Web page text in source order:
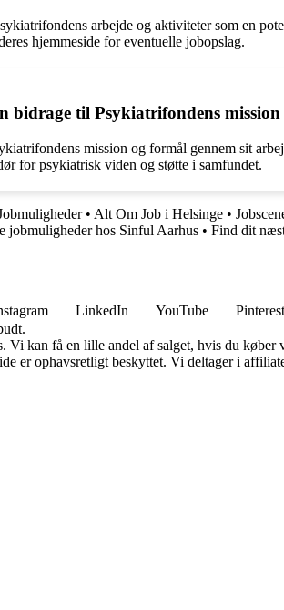
arbejde og aktiviteter som en
hjemmeside for eventuelle jobopslag.
bidrage til Psykiatrifondens
mission og formål gennem sit
for psykiatrisk viden og støtte i samfundet.
• Alt Om Job i Helsinge •
jobmuligheder hos Sinful Aarhus • Find dit
LinkedIn YouTube Pinterest
Vi kan få en lille andel af salget, hvis du køber
er ophavsretligt beskyttet. Vi deltager i